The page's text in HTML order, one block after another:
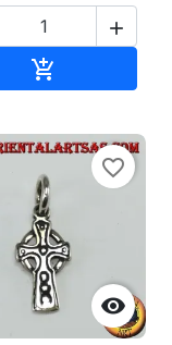



favorite_border